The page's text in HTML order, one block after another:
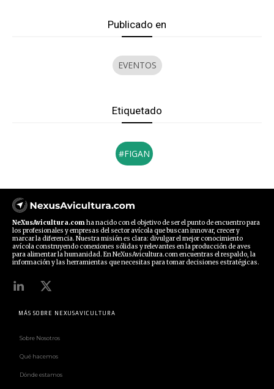
Publicado en
EVENTOS
Etiquetado
#FIGAN
NeXusAvicultura.comha nacido con el objetivo de ser el punto de encuentro para
los profesionales y empresas del sector avícola que buscan innovar, crecer y
marcar la diferencia. Nuestra misión es clara: divulgar el mejor conocimiento
avícola construyendo conexiones sólidas y relevantes en la producción de aves
para alimentar la humanidad. En NeXusAvicultura.com encuentras el respaldo, la
información y las herramientas que necesitas para tomar decisiones estratégicas.
MÁS SOBRE NEXUSAVICULTURA
Sobre Nosotros
Qué hacemos
Dónde estamos